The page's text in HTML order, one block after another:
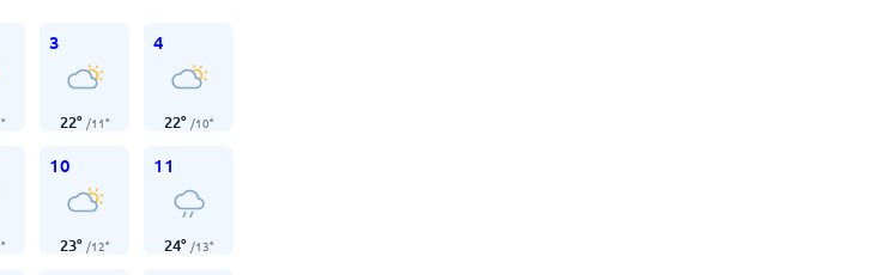
°
3
22° /11°
4
22° /10°
°
10
23° /12°
11
24° /13°